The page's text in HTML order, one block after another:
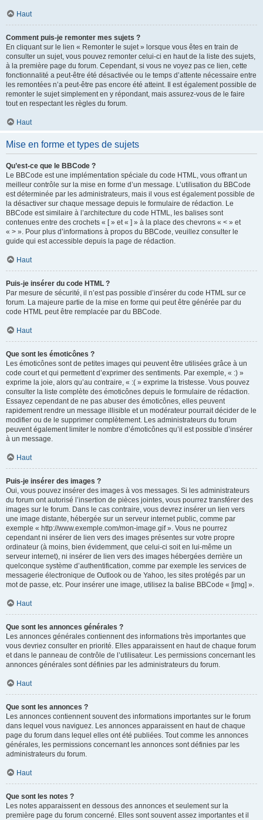
Haut
Comment puis-je remonter mes sujets ?
En cliquant sur le lien « Remonter le sujet » lorsque vous êtes en train de
consulter un sujet, vous pouvez remonter celui-ci en haut de la liste des sujets,
à la première page du forum. Cependant, si vous ne voyez pas ce lien, cette
fonctionnalité a peut-être été désactivée ou le temps d’attente nécessaire entre
les remontées n’a peut-être pas encore été atteint. Il est également possible de
remonter le sujet simplement en y répondant, mais assurez-vous de le faire
tout en respectant les règles du forum.
Haut
Mise en forme et types de sujets
Qu’est-ce que le BBCode ?
Le BBCode est une implémentation spéciale du code HTML, vous offrant un
meilleur contrôle sur la mise en forme d’un message. L’utilisation du BBCode
est déterminée par les administrateurs, mais il vous est également possible de
la désactiver sur chaque message depuis le formulaire de rédaction. Le
BBCode est similaire à l’architecture du code HTML, les balises sont
contenues entre des crochets « [ » et « ] » à la place des chevrons « < » et
« > ». Pour plus d’informations à propos du BBCode, veuillez consulter le
guide qui est accessible depuis la page de rédaction.
Haut
Puis-je insérer du code HTML ?
Par mesure de sécurité, il n’est pas possible d’insérer du code HTML sur ce
forum. La majeure partie de la mise en forme qui peut être générée par du
code HTML peut être remplacée par du BBCode.
Haut
Que sont les émoticônes ?
Les émoticônes sont de petites images qui peuvent être utilisées grâce à un
code court et qui permettent d’exprimer des sentiments. Par exemple, « :) »
exprime la joie, alors qu’au contraire, « :( » exprime la tristesse. Vous pouvez
consulter la liste complète des émoticônes depuis le formulaire de rédaction.
Essayez cependant de ne pas abuser des émoticônes, elles peuvent
rapidement rendre un message illisible et un modérateur pourrait décider de le
modifier ou de le supprimer complètement. Les administrateurs du forum
peuvent également limiter le nombre d’émoticônes qu’il est possible d’insérer
à un message.
Haut
Puis-je insérer des images ?
Oui, vous pouvez insérer des images à vos messages. Si les administrateurs
du forum ont autorisé l’insertion de pièces jointes, vous pourrez transférer des
images sur le forum. Dans le cas contraire, vous devrez insérer un lien vers
une image distante, hébergée sur un serveur internet public, comme par
exemple « http://www.exemple.com/mon-image.gif ». Vous ne pourrez
cependant ni insérer de lien vers des images présentes sur votre propre
ordinateur (à moins, bien évidemment, que celui-ci soit en lui-même un
serveur internet), ni insérer de lien vers des images hébergées derrière un
quelconque système d’authentification, comme par exemple les services de
messagerie électronique de Outlook ou de Yahoo, les sites protégés par un
mot de passe, etc. Pour insérer une image, utilisez la balise BBCode « [img] ».
Haut
Que sont les annonces générales ?
Les annonces générales contiennent des informations très importantes que
vous devriez consulter en priorité. Elles apparaissent en haut de chaque forum
et dans le panneau de contrôle de l’utilisateur. Les permissions concernant les
annonces générales sont définies par les administrateurs du forum.
Haut
Que sont les annonces ?
Les annonces contiennent souvent des informations importantes sur le forum
dans lequel vous naviguez. Les annonces apparaissent en haut de chaque
page du forum dans lequel elles ont été publiées. Tout comme les annonces
générales, les permissions concernant les annonces sont définies par les
administrateurs du forum.
Haut
Que sont les notes ?
Les notes apparaissent en dessous des annonces et seulement sur la
première page du forum concerné. Elles sont souvent assez importantes et il